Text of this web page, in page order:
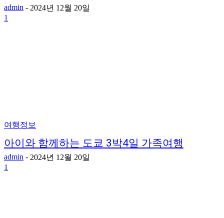
admin - 2024년 12월 20일
1
여행정보
아이와 함께하는 도쿄 3박4일 가족여행
admin - 2024년 12월 20일
1